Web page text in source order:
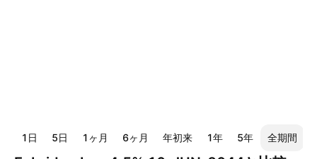
1日 5日 1ヶ月 6ヶ月 年初来 1年 5年 全期間